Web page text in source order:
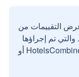
التقييمات من
تم إجراؤها
بواسطة مستخدمين حقيقيين مع HotelsCombined أو